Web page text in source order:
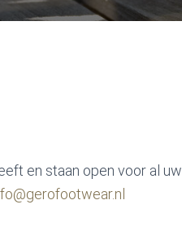
en staan open voor al uw